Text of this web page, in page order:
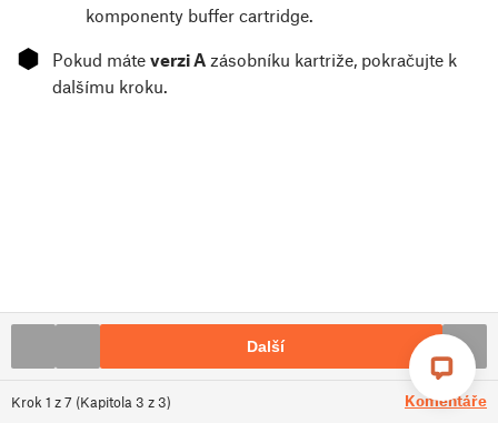
Krok 1 z7 (Kapitola 3 z3) Komentáře
komponenty buffer cartridge.
⬢ Pokud máte verzi A zásobníku kartriže, pokračujte k
dalšímu kroku.
Další